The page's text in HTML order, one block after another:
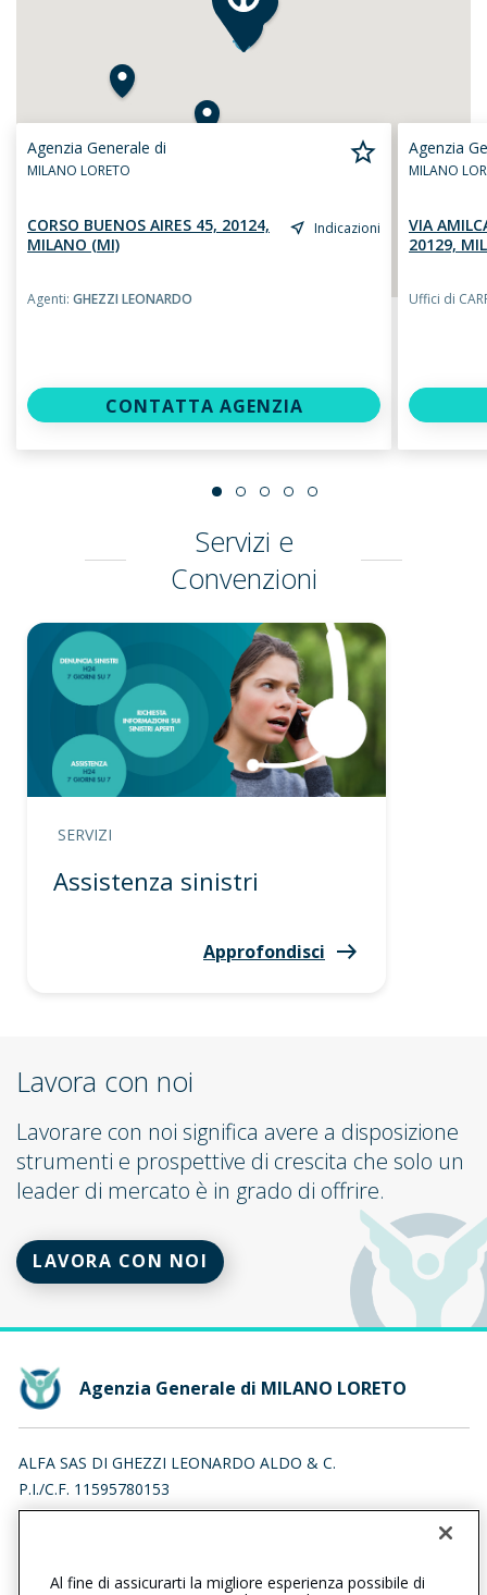
Agenzia Generale di
MILANO LORETO
CORSO BUENOS AIRES 45, 20124,
MILANO (MI)
Indicazioni
Agenti: GHEZZI LEONARDO
CONTATTA AGENZIA
Agenzia
MILANO
VIA
20129,
Uffici di
Servizi e
Convenzioni
SERVIZI
Assistenza sinistri
Approfondisci
Lavora con noi
Lavorare con noi significa avere a disposizione
strumenti e prospettive di crescita che solo un
leader di mercato è in grado di offrire.
LAVORA CON NOI
Agenzia Generale di MILANO LORETO
ALFA SAS DI GHEZZI LEONARDO ALDO & C.
P.I./C.F. 11595780153
CORSO BUENOS AIRES 45, 20124 MILANO (MI)
0229406125 0229535031
Al fine di assicurarti la migliore esperienza possibile di